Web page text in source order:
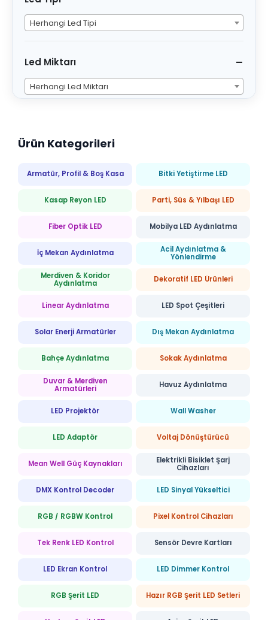
Herhangi Led Tipi
Led Miktarı
Herhangi Led Miktarı
Ürün Kategorileri
Armatür, Profil & Boş Kasa Bitki Yetiştirme LED
Kasap Reyon LED Parti, Süs & Yılbaşı LED
Fiber Optik LED Mobilya LED Aydınlatma
İç Mekan Aydınlatma
Acil Aydınlatma &
Yönlendirme
Merdiven & Koridor
Aydınlatma
Dekoratif LED Ürünleri
Linear Aydınlatma LED Spot Çeşitleri
Solar Enerji Armatürler Dış Mekan Aydınlatma
Bahçe Aydınlatma Sokak Aydınlatma
Duvar & Merdiven
Armatürleri
Havuz Aydınlatma
LED Projektör Wall Washer
LED Adaptör Voltaj Dönüştürücü
Mean Well Güç Kaynakları
Elektrikli Bisiklet Şarj
Cihazları
DMX Kontrol Decoder LED Sinyal Yükseltici
RGB / RGBW Kontrol Pixel Kontrol Cihazları
Tek Renk LED Kontrol Sensör Devre Kartları
LED Ekran Kontrol LED Dimmer Kontrol
RGB Şerit LED Hazır RGB Şerit LED Setleri